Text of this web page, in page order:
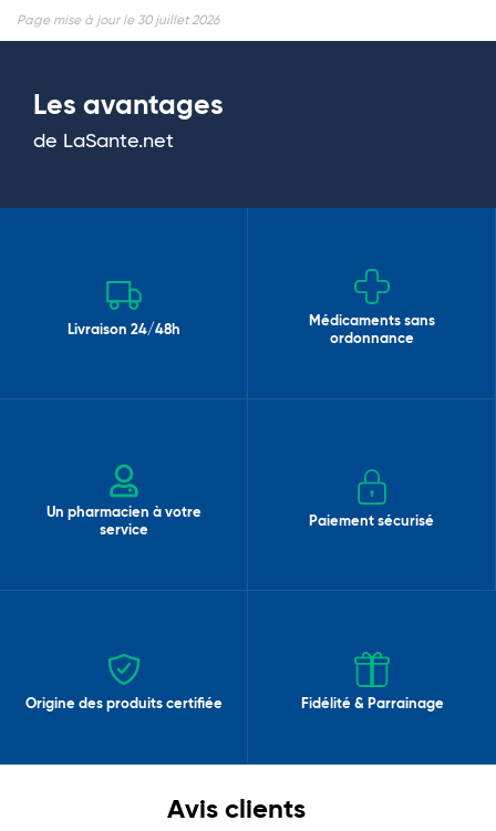
Page mise à jour le 30 juillet 2026
Les avantages
de LaSante.net
Livraison 24/48h
Médicaments sans
ordonnance
Un pharmacien à votre
service
Paiement sécurisé
Origine des produits certifiée Fidélité & Parrainage
Avis clients